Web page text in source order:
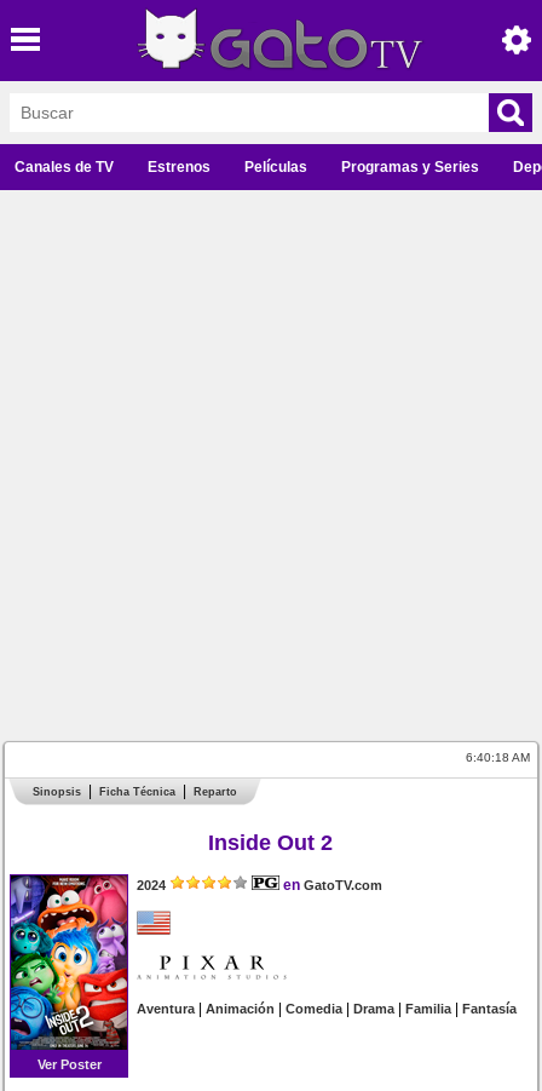
Canales de TV Estrenos Películas Programas y Series
6:40:18 AM
Sinopsis Ficha Técnica Reparto
Inside Out 2
Ver Poster
2024 en GatoTV.com
Aventura|Animación |Comedia|Drama|Familia|Fantasía